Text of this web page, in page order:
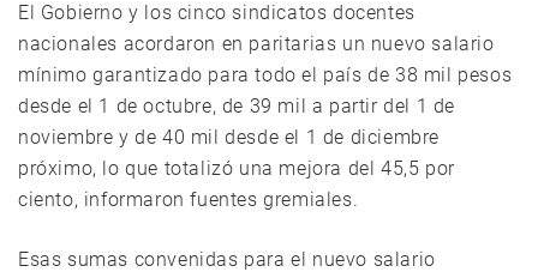
El Gobierno y los cinco sindicatos docentes
nacionales acordaron en paritarias un nuevo salario
mínimo garantizado para todo el país de 38 mil pesos
desde el 1 de octubre, de 39 mil a partir del 1 de
noviembre y de 40 mil desde el 1 de diciembre
próximo, lo que totalizó una mejora del 45,5 por
ciento, informaron fuentes gremiales.
Esas sumas convenidas para el nuevo salario